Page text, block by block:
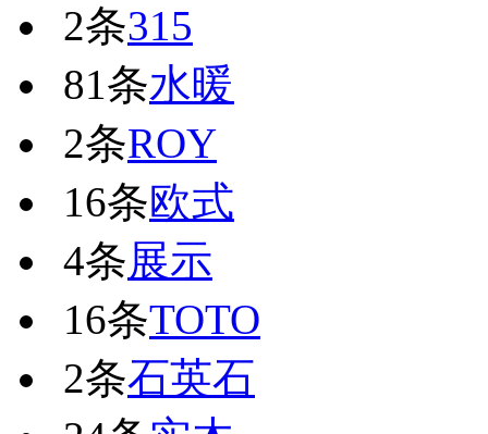
2条315
81条水暖
2条ROY
16条欧式
4条展示
16条TOTO
2条石英石